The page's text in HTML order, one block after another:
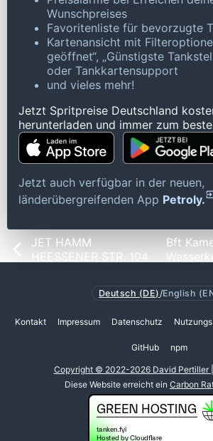
Wunschpreises
Favoritenliste für bevorzugte
Kartenansicht mit
geöffnet“, „Günstigste
oder Tankkartensupport
und vieles mehr!
Jetzt Spritpreise Deutschland
herunterladen und immer zum
Jetzt auch verfügbar in der neuen,
länderübergreifenden App Petroly.
JET HAMM
HEESSENER STR. 104
Bft
Deutsch (DE) /English
Kontakt Impressum Datenschutz
GitHub npm
Copyright © 2022-2026 David Pertiller
Diese Website erreicht ein Carbon